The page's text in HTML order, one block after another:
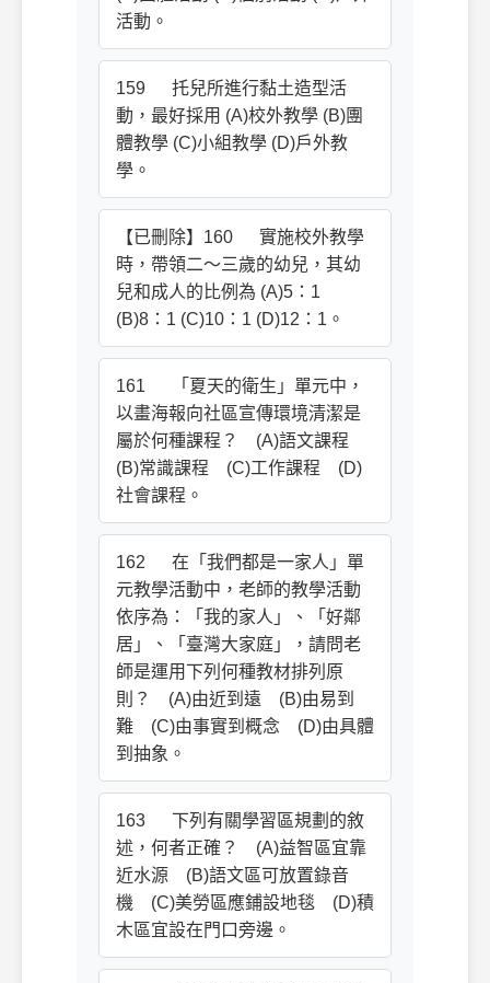
活動。
159 托兒所進行黏土造型活
動，最好採用 (A)校外教學 (B)團
體教學 (C)小組教學 (D)戶外教
學。
【已刪除】160 實施校外教學
時，帶領二～三歲的幼兒，其幼
兒和成人的比例為 (A)5：1
(B)8：1 (C)10：1 (D)12：1。
161 「夏天的衛生」單元中，
以畫海報向社區宣傳環境清潔是
屬於何種課程？ (A)語文課程
(B)常識課程 (C)工作課程 (D)
社會課程。
162 在「我們都是一家人」單
元教學活動中，老師的教學活動
依序為：「我的家人」、「好鄰
居」、「臺灣大家庭」，請問老
師是運用下列何種教材排列原
則？ (A)由近到遠 (B)由易到
難 (C)由事實到概念 (D)由具體
到抽象。
163 下列有關學習區規劃的敘
述，何者正確？ (A)益智區宜靠
近水源 (B)語文區可放置錄音
機 (C)美勞區應鋪設地毯 (D)積
木區宜設在門口旁邊。